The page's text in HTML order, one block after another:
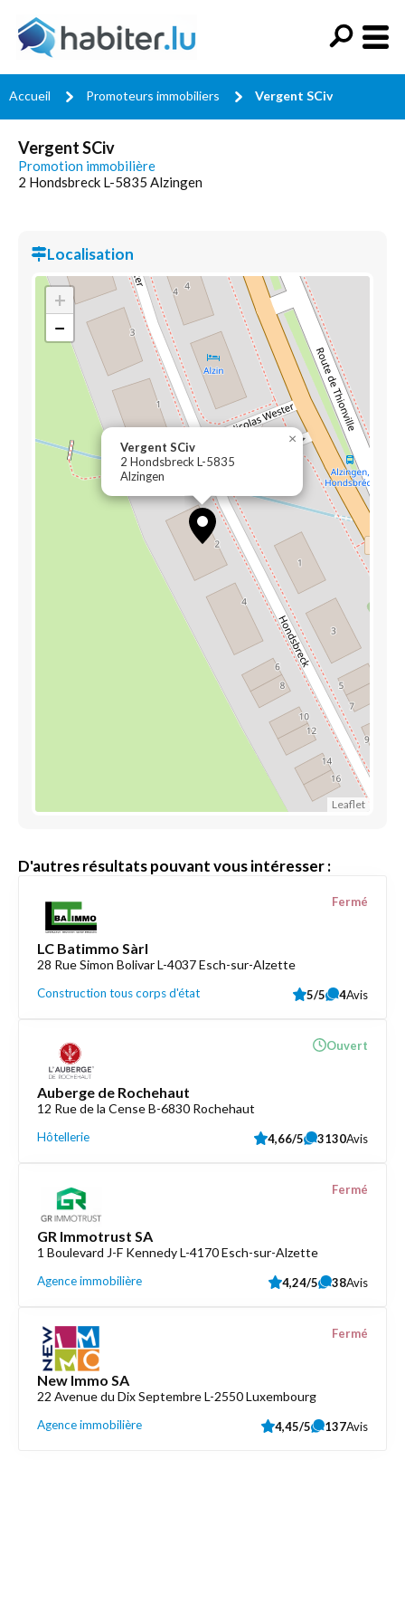
Accueil Promoteurs immobiliers Vergent SCiv
Vergent SCiv
Promotion immobilière
2 Hondsbreck L-5835 Alzingen
Localisation
Vergent SCiv
2 Hondsbreck L-5835
Alzingen
×
+
−
Leaflet
D'autres résultats pouvant vous intéresser :
LC Batimmo Sàrl
28 Rue Simon Bolivar L-4037 Esch-sur-Alzette
Construction tous corps d'état
Fermé
5/5 4Avis
Auberge de Rochehaut
12 Rue de la Cense B-6830 Rochehaut
Hôtellerie
Ouvert
4,66/5 3130Avis
GR Immotrust SA
1 Boulevard J-F Kennedy L-4170 Esch-sur-Alzette
Agence immobilière
Fermé
4,24/5 38Avis
New Immo SA
22 Avenue du Dix Septembre L-2550 Luxembourg
Agence immobilière
Fermé
4,45/5 137Avis